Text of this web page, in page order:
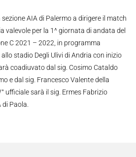
AIA di Palermo a dirigere il match
valevole per la 1^ giornata di andata del
C 2021 – 2022, in programma
stadio Degli Ulivi di Andria con inizio
coadiuvato dal sig. Cosimo Cataldo
e dal sig. Francesco Valente della
ufficiale sarà il sig. Ermes Fabrizio
Paola.